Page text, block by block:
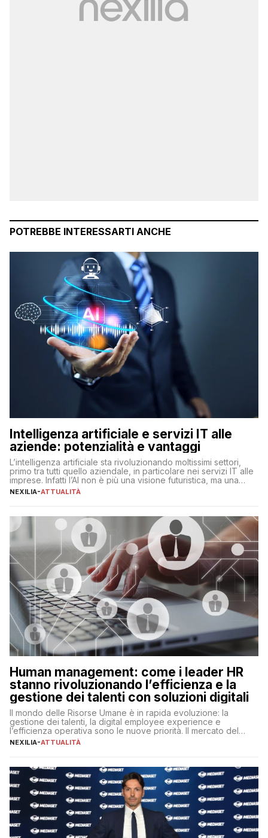
POTREBBE INTERESSARTI ANCHE
Intelligenza artificiale e servizi IT alle
aziende: potenzialità e vantaggi
L’intelligenza artificiale sta rivoluzionando moltissimi settori,
primo tra tutti quello aziendale, in particolare nei servizi IT alle
imprese. Infatti l’AI non è più una visione futuristica, ma una
realtà operativa che sta portando a un cambio significativo in
operazioni, bensì comporta […]
NEXILIA-ATTUALITÀ
Human management: come i leader HR
stanno rivoluzionando l’efficienza e la
gestione dei talenti con soluzioni digitali
Il mondo delle Risorse Umane è in rapida evoluzione: la
gestione dei talenti, la digital employee experience e
l’efficienza operativa sono le nuove priorità. Il mercato del
lavoro, d’altra parte, è sempre più competitivo con una lotta
NEXILIA-ATTUALITÀ